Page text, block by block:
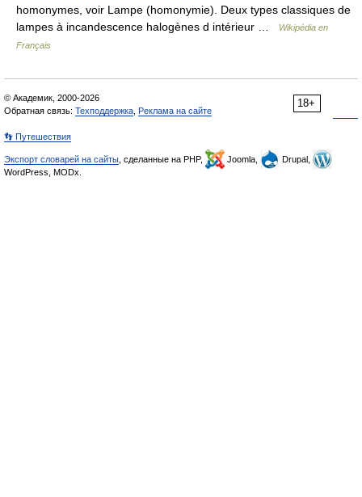
homonymes, voir Lampe (homonymie). Deux types classiques de
lampes à incandescence halogènes d intérieur …
Wikipédia en
Français
18+
© Академик, 2000-2026
Обратная связь: Техподдержка Реклама на сайте
👣 Путешествия
Экспорт словарей на сайты , сделанные на PHP, Joomla,
Drupal,
WordPress, MODx.